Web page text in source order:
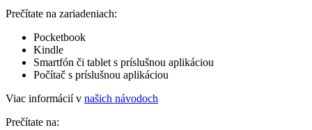
Prečítate na zariadeniach:
Pocketbook
Kindle
Smartfón či tablet s príslušnou aplikáciou
Počítač s príslušnou aplikáciou
Viac informácií v našich návodoch
Prečítate na: